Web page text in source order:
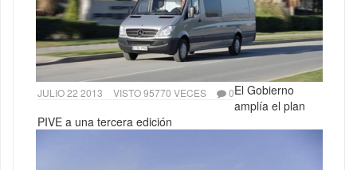
JULIO 22 2013 VISTO 95770 VECES 0El Gobierno
amplía el plan
PIVE a una tercera edición